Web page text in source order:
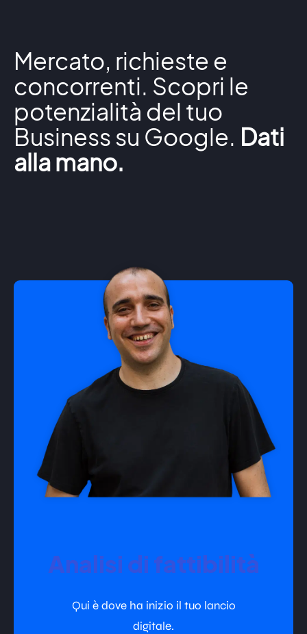
Mercato, richieste e
concorrenti. Scopri le
potenzialità del tuo
Business su Google. Dati
alla mano.
Analisi di fattibilità
Qui è dove ha inizio il tuo lancio
digitale.